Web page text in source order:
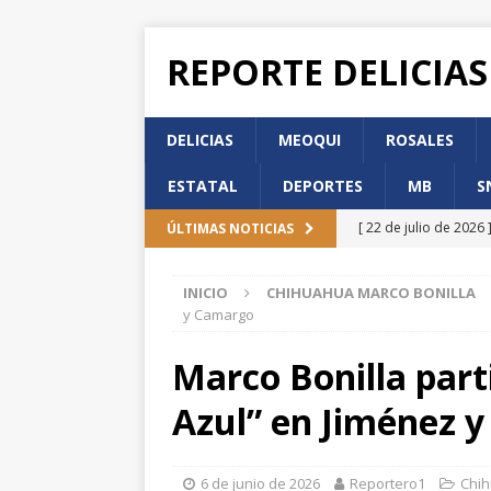
REPORTE DELICIAS
DELICIAS MEOQUI ROSALES
ESTATAL DEPORTES MB
ÚLTIMAS NOTICIAS [ 22 de julio de 2026 ]
[ 22 de julio de 2026
[ 22 de julio de 2026
DELICIAS
INICIO CHIHUAHUA MARCO BONILLA
y Camargo
Marco Bonilla
Azul” en Jiménez
6 de junio de 2026 Reportero1